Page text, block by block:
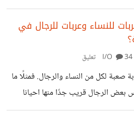
على قيد الحياة المال ليس كل شيء
للحرية للأمان ولراحة البال التي يغفل
قلة المال بوضوح في الحياة
للعمل لمساعدة أسرته ويفقد فرص
جوعها فتتعرض للصراع النفسي
تحمل تكاليف العلاج فيزداد
للنساء وعربات للرجال في
34 تعليق
صعبة لكل من النساء والرجال. فمثلًا ما
بعض الرجال قريب جدًا منها احيانا
اماكن فارغة او التحديق المزعج أو